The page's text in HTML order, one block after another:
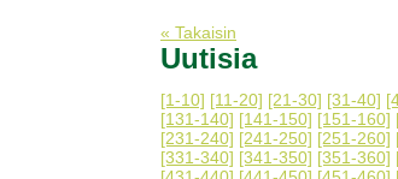
« Takaisin
Uutisia
[1-10] [11-20] [21-30] [31-40]
[131-140] [141-150] [151-160]
[231-240] [241-250] [251-260]
[331-340] [341-350] [351-360]